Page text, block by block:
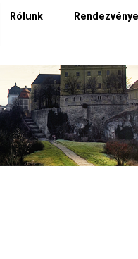
Rólunk